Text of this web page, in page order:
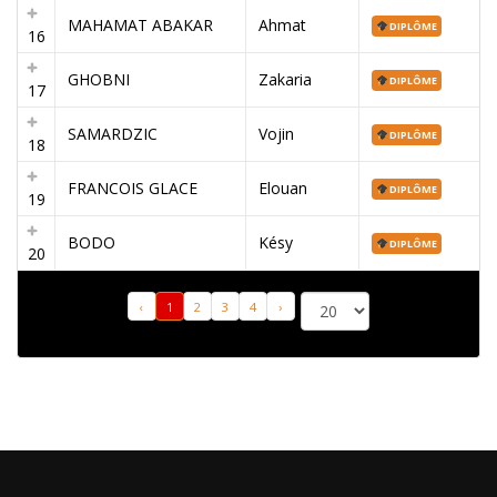
16
MAHAMAT ABAKAR Ahmat DIPLÔME
17
GHOBNI Zakaria DIPLÔME
18
SAMARDZIC Vojin DIPLÔME
19
FRANCOIS GLACE Elouan DIPLÔME
20
BODO Késy DIPLÔME
‹ 1 2 3 4 ›